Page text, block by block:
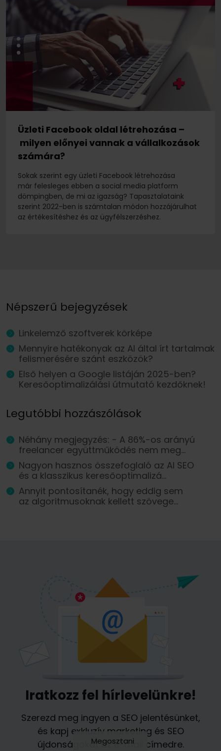
Üzleti Facebook oldal létrehozása –
milyen előnyei vannak a vállalkozások
számára?
Sokak szerint egy üzleti Facebook létrehozása
már felesleges ebben a social media platform
dömpingben, de mi az igazság? Tapasztalataink
szerint 2022-ben is számtalan módon hozzájárulhat
az értékesítéshez és az ügyfélszerzéshez.
Népszerű bejegyzések
Linkelemző szoftverek körképe
Mennyire hatékonyak az AI által írt tartalmak
felismerésére szánt eszközök?
Első helyen a Google listáján 2025-ben?
Keresőoptimalizálási útmutató kezdőknek!
Legutóbbi hozzászólások
Néhány megjegyzés: - A 86%-os arányú
freelancer együttműködés nem meg...
Nagyon hasznos összefoglaló az AI SEO
és a klasszikus keresőoptimalizá...
Annyit pontosítanék, hogy eddig sem
az algoritmusoknak kellett szövege...
Iratkozz fel hírlevelünkre!
Szerezd meg ingyen a SEO jelentésünket,
és kapj exkluzív marketing és SEO
újdonságokat az e-mail címedre.
Megosztani